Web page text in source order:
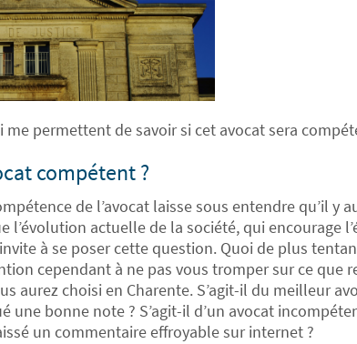
permettent de savoir si cet avocat sera
compétent ?
de l’avocat laisse sous entendre qu’il y
l’évolution actuelle de la société, qui encourage
à se poser cette question. Quoi de plus
cependant à ne pas vous tromper sur ce que
aurez choisi en Charente. S’agit-il du meilleur
bonne note ? S’agit-il d’un avocat
un commentaire effroyable sur internet ?